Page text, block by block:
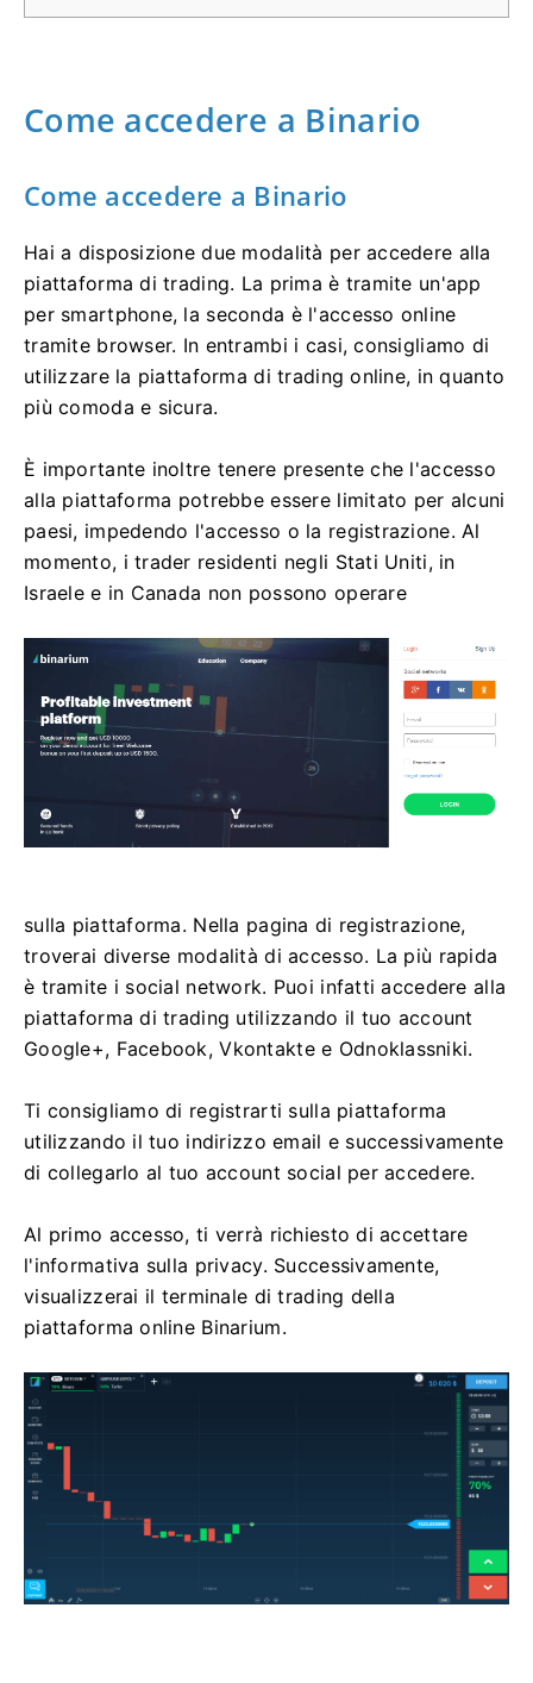
Come accedere a Binario
Come accedere a Binario
Hai a disposizione due modalità per accedere alla
piattaforma di trading. La prima è tramite un'app
per smartphone, la seconda è l'accesso online
tramite browser. In entrambi i casi, consigliamo di
utilizzare la piattaforma di trading online, in quanto
più comoda e sicura.
È importante inoltre tenere presente che l'accesso
alla piattaforma potrebbe essere limitato per alcuni
paesi, impedendo l'accesso o la registrazione. Al
momento, i trader residenti negli Stati Uniti, in
Israele e in Canada non possono operare
sulla piattaforma. Nella pagina di registrazione,
troverai diverse modalità di accesso. La più rapida
è tramite i social network. Puoi infatti accedere alla
piattaforma di trading utilizzando il tuo account
Google+, Facebook, Vkontakte e Odnoklassniki.
Ti consigliamo di registrarti sulla piattaforma
utilizzando il tuo indirizzo email e successivamente
di collegarlo al tuo account social per accedere.
Al primo accesso, ti verrà richiesto di accettare
l'informativa sulla privacy. Successivamente,
visualizzerai il terminale di trading della
piattaforma online Binarium.